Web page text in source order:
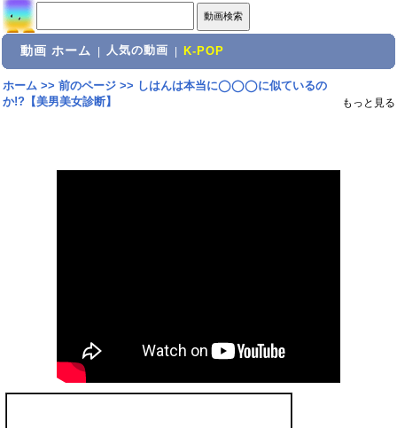
動画 ホーム 人気の動画 K-POP
ホーム>> 前のページ>> しはんは本当に◯◯◯に似ているの
か!?【美男美女診断】
もっと見る